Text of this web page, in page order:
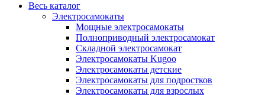
Весь каталог
Электросамокаты
Мощные электросамокаты
Полноприводный электросамокат
Складной электросамокат
Электросамокаты Kugoo
Электросамокаты детские
Электросамокаты для подростков
Электросамокаты для взрослых